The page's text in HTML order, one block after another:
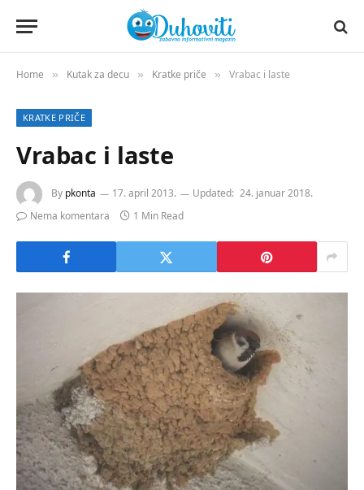
Home » Kutak za decu » Kratke priče » Vrabac i laste
KRATKE PRIČE
Vrabac i laste
By pkonta 17. april 2013. Updated: 24. januar 2018.
Nema komentara
1 Min Read